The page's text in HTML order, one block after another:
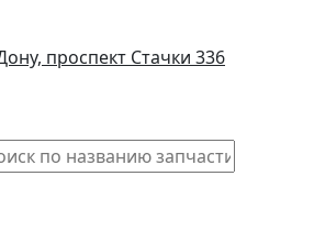
проспект Стачки 336